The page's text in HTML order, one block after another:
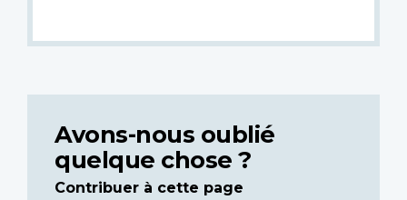
Avons-nous oublié
quelque chose ?
Contribuer à cette page